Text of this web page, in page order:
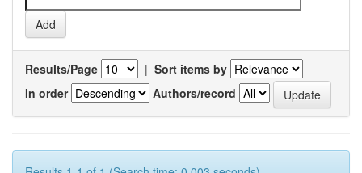
Results/Page | Sort items by
In order
Authors/record